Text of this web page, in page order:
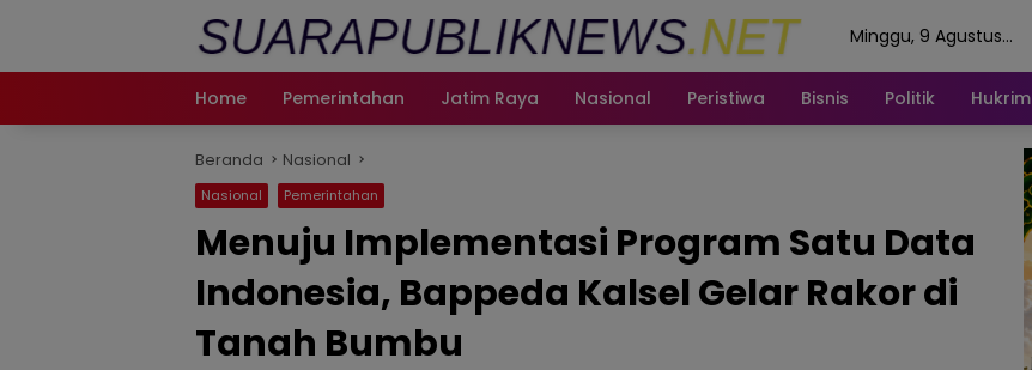
Minggu, 9 Agustus
Home
Pemerintahan Jatim Raya Nasional Peristiwa Bisnis Politik Hukrim
Beranda Nasional
Nasional Pemerintahan
Menuju Implementasi Program Satu Data
Indonesia, Bappeda Kalsel Gelar Rakor di
Tanah Bumbu